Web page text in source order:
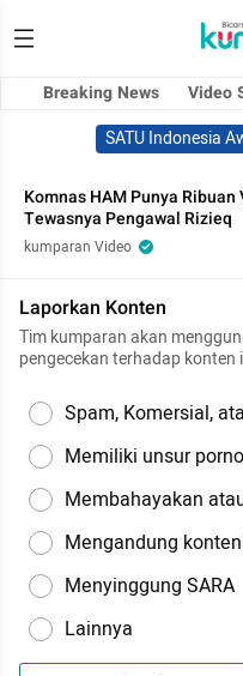
Breaking News Video
SATU Indonesia
Komnas HAM Punya
Tewasnya Pengawal Rizieq
kumparan Video
Laporkan Konten
Tim kumparan akan
pengecekan terhadap konten
Spam, Komersial,
Memiliki unsur
Membahayakan
Mengandung
Menyinggung SARA
Lainnya